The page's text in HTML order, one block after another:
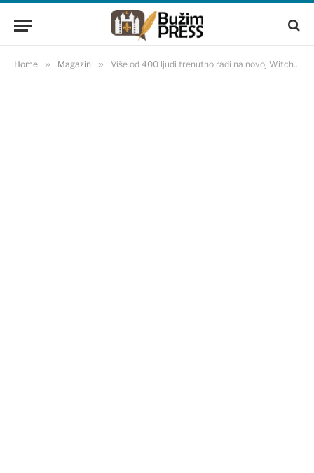
Home » Magazin » Više od 400 ljudi trenutno radi na novoj Witcher igri